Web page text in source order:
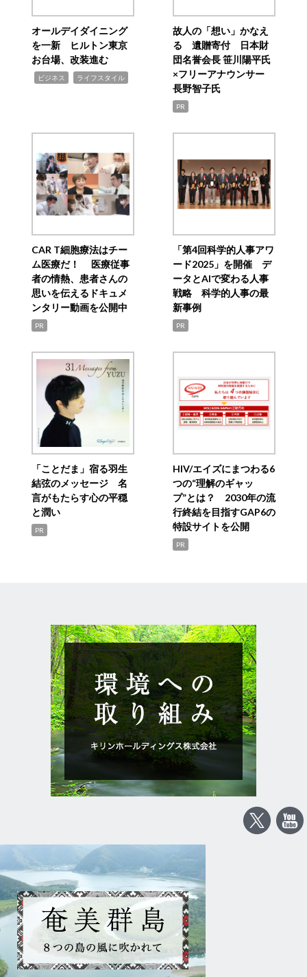
オールデイダイニング
を一新 ヒルトン東京
お台場、改装進む
ビジネス ライフスタイル
故人の「想い」かなえ
る 遺贈寄付 日本財
団名誉会長 笹川陽平氏
×フリーアナウンサー
長野智子氏
PR
CAR T細胞療法はチー
ム医療だ！ 医療従事
者の情熱、患者さんの
思いを伝えるドキュメ
ンタリー動画を公開中
PR
「第4回科学的人事アワ
ード2025」を開催 デ
ータとAIで変わる人事
戦略 科学的人事の最
新事例
PR
「ことだま」宿る羽生
結弦のメッセージ 名
言がもたらす心の平穏
と潤い
PR
HIV/エイズにまつわる6
つの“理解のギャッ
プ”とは？ 2030年の流
行終結を目指すGAP6の
特設サイトを公開
PR